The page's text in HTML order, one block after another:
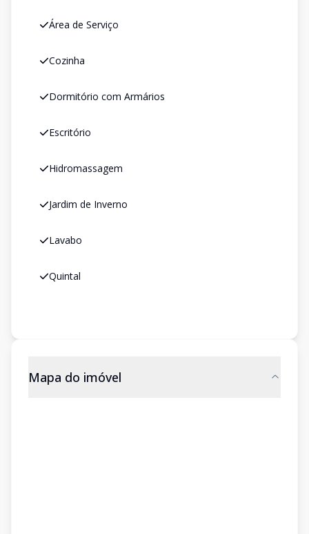
Área de Serviço
Cozinha
Dormitório com Armários
Escritório
Hidromassagem
Jardim de Inverno
Lavabo
Quintal
Mapa do imóvel